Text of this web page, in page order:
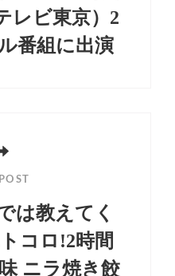
レビ東京）2
番組に出演
は教えてく
コロ!2時間
ニラ焼き餃